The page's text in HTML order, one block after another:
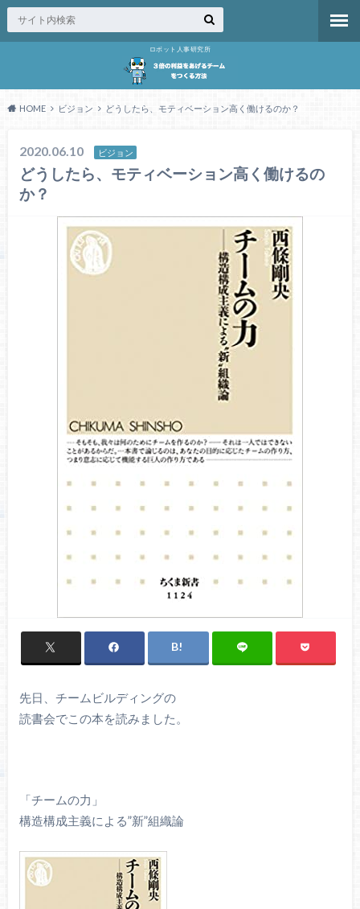
ロボット人事研究所
HOME ビジョン どうしたら、モティベーション高く働けるのか？
2020.06.10 ビジョン
どうしたら、モティベーション高く働けるの
か？
先日、チームビルディングの
読書会でこの本を読みました。
「チームの力」
構造構成主義による”新”組織論